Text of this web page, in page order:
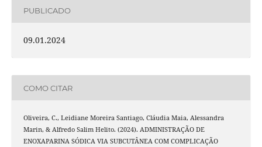
PUBLICADO
09.01.2024
COMO CITAR
Oliveira, C., Leidiane Moreira Santiago, Cláudia Maia, Alessandra
Marin, & Alfredo Salim Helito. (2024). ADMINISTRAÇÃO DE
ENOXAPARINA SÓDICA VIA SUBCUTÂNEA COM COMPLICAÇÃO